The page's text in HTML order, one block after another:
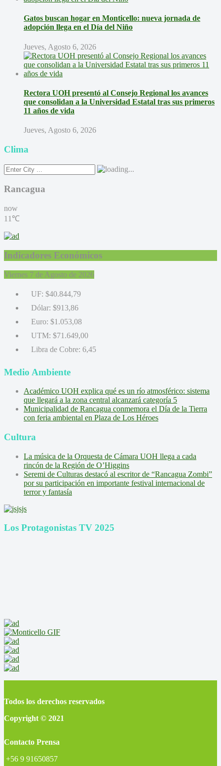
Gatos buscan hogar en Monticello: nueva jornada de
adopción llega en el Día del Niño
Jueves, Agosto 6, 2026
Rectora UOH presentó al Consejo Regional los avances
que consolidan a la Universidad Estatal tras sus primeros
11 años de vida
Jueves, Agosto 6, 2026
Clima
Rancagua
now
11℃
Indicadores Económicos
Viernes 7 de Agosto de 2026
UF: $40.844,79
Dólar: $913,86
Euro: $1.053,08
UTM: $71.649,00
Libra de Cobre: 6,45
Medio Ambiente
Académico UOH explica qué es un río atmosférico: sistema
que llegará a la zona central alcanzará categoría 5
Municipalidad de Rancagua conmemora el Día de la Tierra
con feria ambiental en Plaza de Los Héroes
Cultura
La música de la Orquesta de Cámara UOH llega a cada
rincón de la Región de O’Higgins
Seremi de Culturas destacó al escritor de “Rancagua Zombi”
por su participación en importante festival internacional de
terror y fantasía
Los Protagonistas TV 2025
Todos los derechos reservados
Copyright © 2021
Contacto Prensa
+56 9 91650857